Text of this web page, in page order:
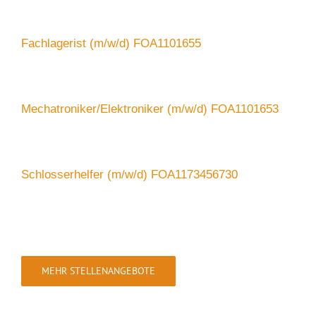
Fachlagerist (m/w/d) FOA1101655
Mechatroniker/Elektroniker (m/w/d) FOA1101653
Schlosserhelfer (m/w/d) FOA1173456730
MEHR STELLENANGEBOTE